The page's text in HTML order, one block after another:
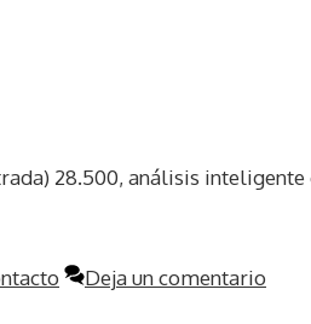
28.500, análisis inteligente
Deja un comentario